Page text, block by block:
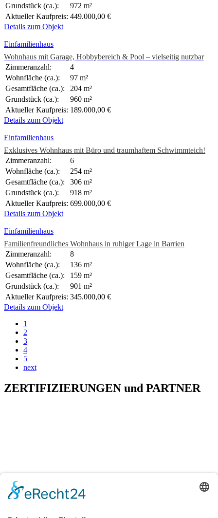
Grundstück (ca.):
972 m²
Aktueller Kaufpreis: 449.000,00 €
Details zum Objekt
Einfamilienhaus
Wohnhaus mit Garage, Hobbybereich & Pool – vielseitig nutzbar
Zimmeranzahl:
4
Wohnfläche (ca.):
97 m²
Gesamtfläche (ca.):
204 m²
Grundstück (ca.):
960 m²
Aktueller Kaufpreis: 189.000,00 €
Details zum Objekt
Einfamilienhaus
Exklusives Wohnhaus mit Büro und traumhaftem Schwimmteich!
Zimmeranzahl:
6
Wohnfläche (ca.):
254 m²
Gesamtfläche (ca.):
306 m²
Grundstück (ca.):
918 m²
Aktueller Kaufpreis: 699.000,00 €
Details zum Objekt
Einfamilienhaus
Familienfreundliches Wohnhaus in ruhiger Lage in Barrien
Zimmeranzahl:
8
Wohnfläche (ca.):
136 m²
Gesamtfläche (ca.):
159 m²
Grundstück (ca.):
901 m²
Aktueller Kaufpreis: 345.000,00 €
Details zum Objekt
1
2
3
4
5
next
ZERTIFIZIERUNGEN und PARTNER